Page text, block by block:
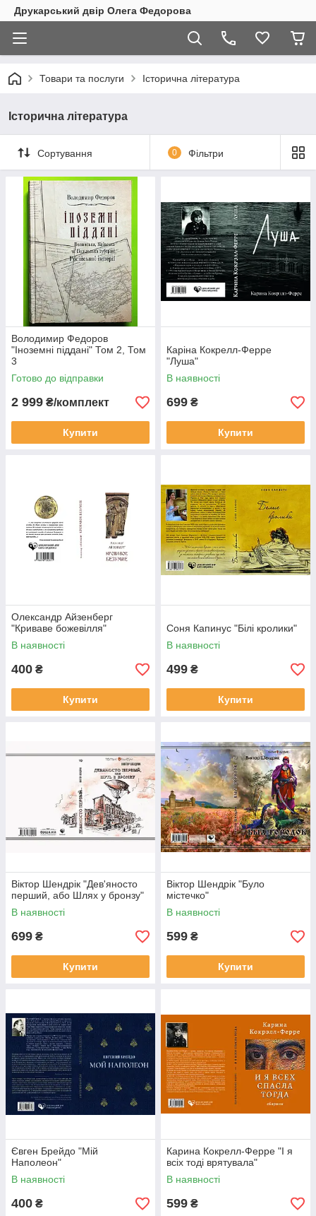
Друкарський двір Олега Федорова
Товари та послуги Історична література
Історична література
Сортування 0 Фільтри
Володимир Федоров
"Іноземні піддані" Том 2, Том
3
Готово до відправки
2 999 ₴/комплект
Купити
Каріна Кокрелл-Ферре
"Луша"
В наявності
699 ₴
Купити
Олександр Айзенберг
"Криваве божевілля"
В наявності
400 ₴
Купити
Соня Капинус "Білі кролики"
В наявності
499 ₴
Купити
Віктор Шендрік "Дев'яносто
перший, або Шлях у бронзу"
В наявності
699 ₴
Купити
Віктор Шендрік "Було
містечко"
В наявності
599 ₴
Купити
Євген Брейдо "Мій
Наполеон"
В наявності
400 ₴
Карина Кокрелл-Ферре "І я
всіх тоді врятувала"
В наявності
599 ₴